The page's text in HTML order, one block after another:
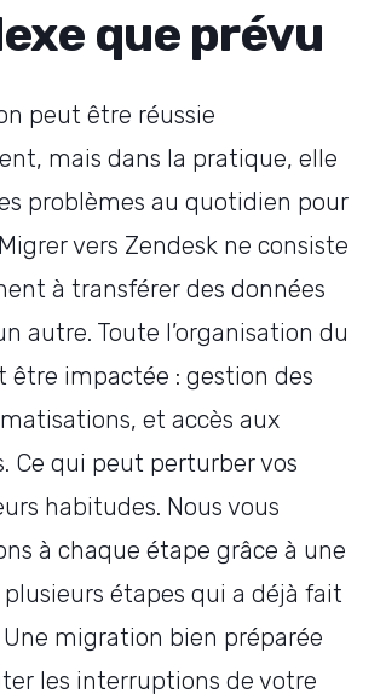
que prévu
peut être réussie
mais dans la pratique, elle
problèmes au quotidien pour
vers Zendesk ne consiste
à transférer des données
autre. Toute l’organisation du
être impactée : gestion des
et accès aux
Ce qui peut perturber vos
habitudes. Nous vous
à chaque étape grâce à une
étapes qui a déjà fait
Une migration bien préparée
les interruptions de votre